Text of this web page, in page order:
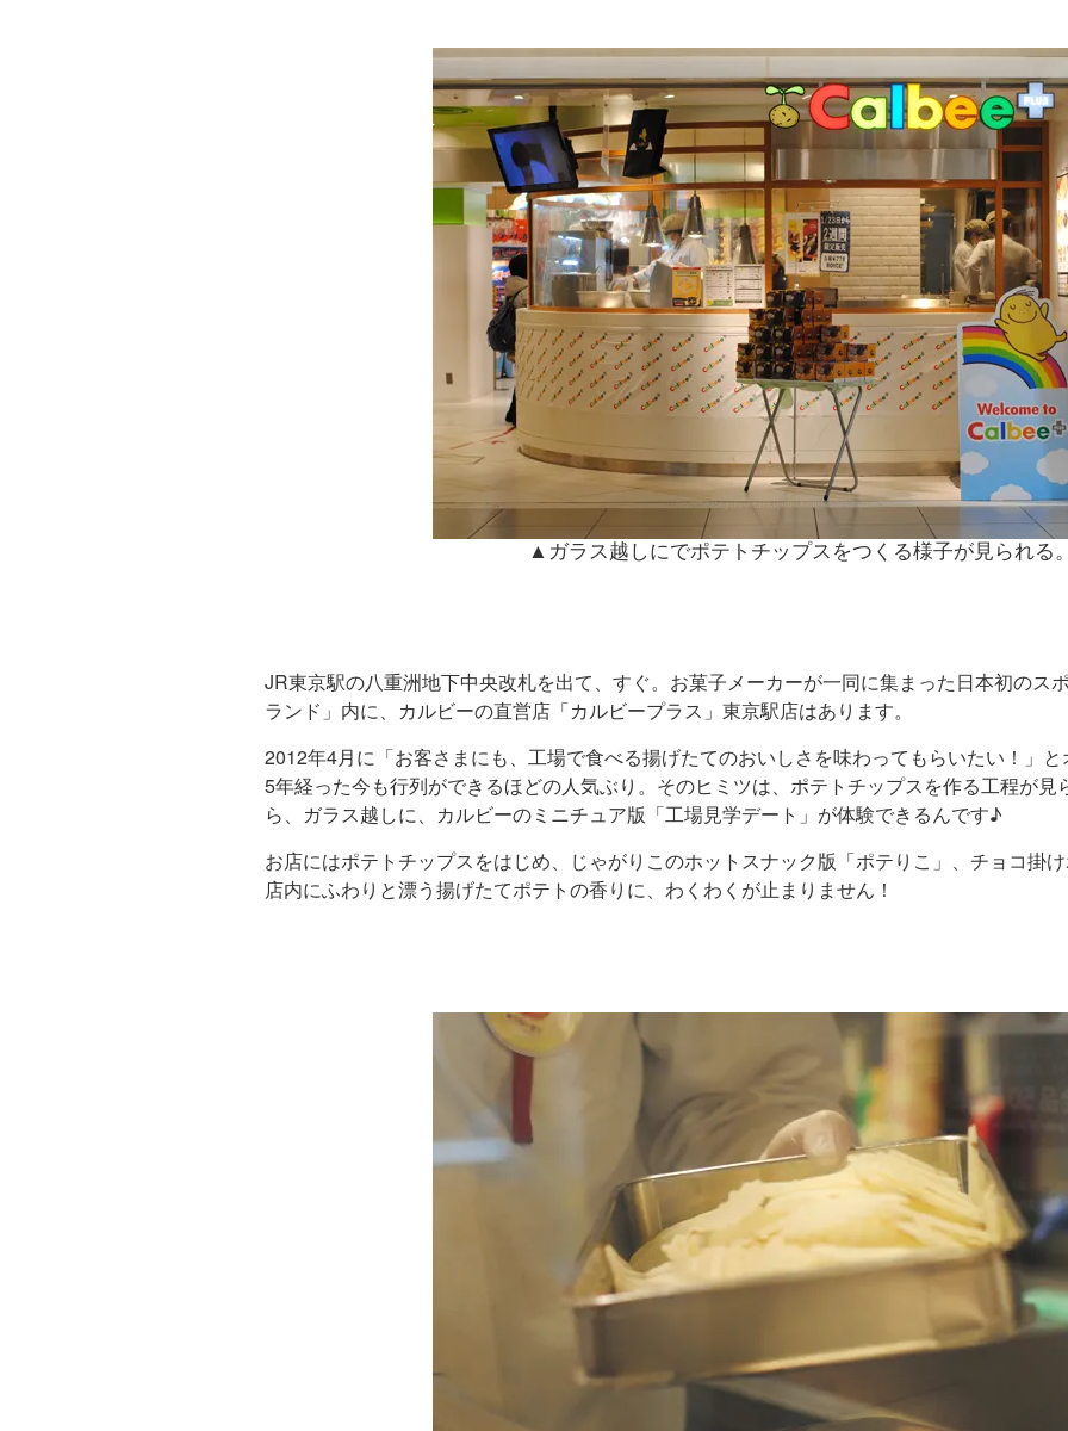
▲ガラス越しにでポテトチップスをつくる様子が見られる
JR東京駅の八重洲地下中央改札を出て、すぐ。お菓子メーカーが一同に集まった日本初のス
ランド」内に、カルビーの直営店「カルビープラス」東京駅店はあります。
2012年4月に「お客さまにも、工場で食べる揚げたてのおいしさを味わってもらいたい！」
5年経った今も行列ができるほどの人気ぶり。そのヒミツは、ポテトチップスを作る工程が見
ら、ガラス越しに、カルビーのミニチュア版「工場見学デート」が体験できるんです♪
お店にはポテトチップスをはじめ、じゃがりこのホットスナック版「ポテりこ」、チョコ掛
店内にふわりと漂う揚げたてポテトの香りに、わくわくが止まりません！